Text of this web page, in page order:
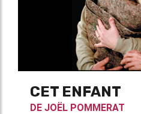
CET ENFANT
DE JOËL POMMERAT